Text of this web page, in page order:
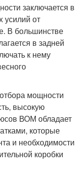
заключается в
усилий от
В большинстве
в задней
к нему
мощности
высокую
ВОМ обладает
которые
и необходимости
коробки